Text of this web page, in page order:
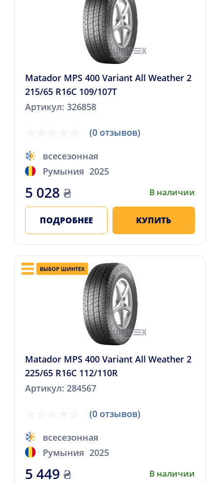
Matador MPS 400 Variant All Weather 2
215/65 R16C 109/107T
Артикул: 326858
(0 отзывов)
всесезонная
Румыния 2025
5 028 ₴ В наличии
ПОДРОБНЕЕ КУПИТЬ
ВЫБОР ШИНТЕХ
Matador MPS 400 Variant All Weather 2
225/65 R16C 112/110R
Артикул: 284567
(0 отзывов)
всесезонная
Румыния 2025
5 449 ₴ В наличии